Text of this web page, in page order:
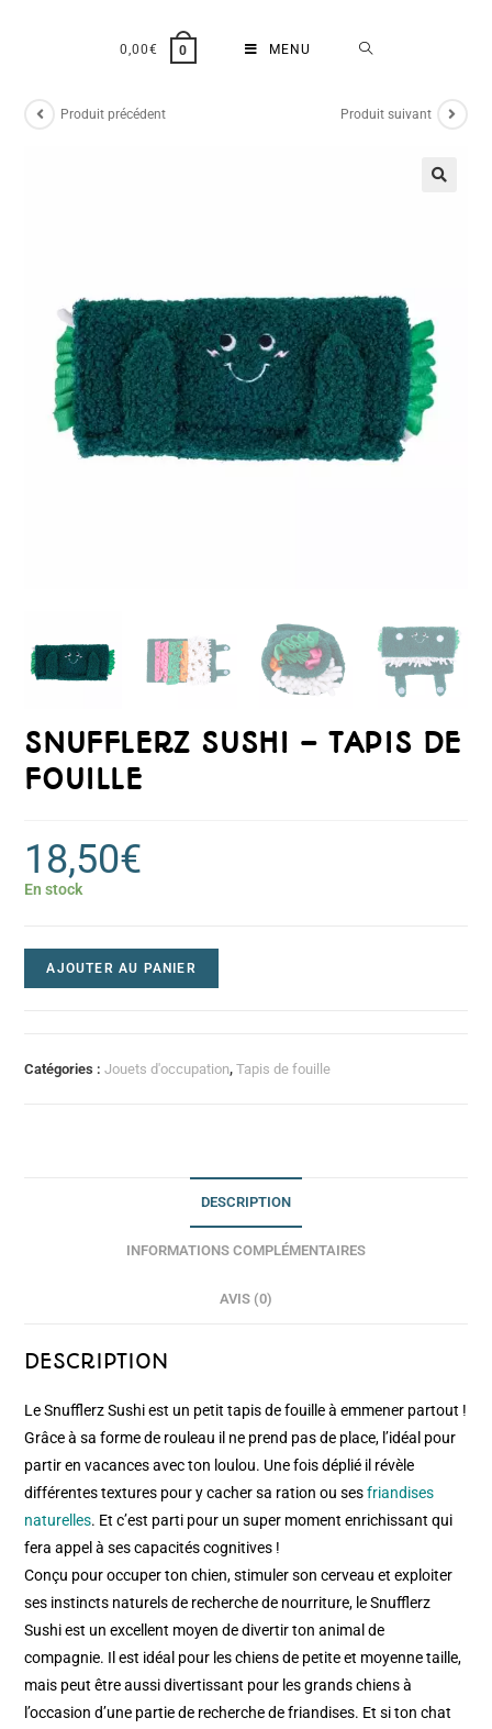
0,00€ 0 MENU
Produit précédent Produit suivant
SNUFFLERZ SUSHI – TAPIS DE
FOUILLE
18,50€
En stock
AJOUTER AU PANIER
Catégories :Jouets d'occupation,Tapis de fouille
DESCRIPTION
INFORMATIONS COMPLÉMENTAIRES
AVIS (0)
DESCRIPTION
Le Snufflerz Sushi est un petit tapis de fouille à emmener partout !
Grâce à sa forme de rouleau il ne prend pas de place, l’idéal pour
partir en vacances avec ton loulou. Une fois déplié il révèle
différentes textures pour y cacher sa ration ou sesfriandises
naturelles. Et c’est parti pour un super moment enrichissant qui
fera appel à ses capacités cognitives !
Conçu pour occuper ton chien, stimuler son cerveau et exploiter
ses instincts naturels de recherche de nourriture, le Snufflerz
Sushi est un excellent moyen de divertir ton animal de
compagnie. Il est idéal pour les chiens de petite et moyenne taille,
mais peut être aussi divertissant pour les grands chiens à
l’occasion d’une partie de recherche de friandises. Et si ton chat